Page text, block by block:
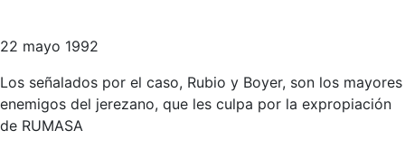
22 mayo 1992
Los señalados por el caso, Rubio y Boyer, son los mayores
enemigos del jerezano, que les culpa por la expropiación
de RUMASA